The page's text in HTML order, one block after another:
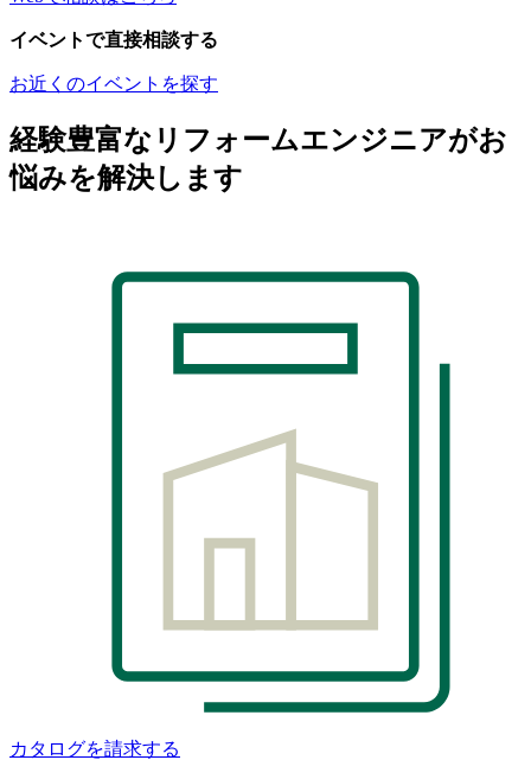
イベントで直接相談する
お近くのイベントを探す
経験豊富なリフォームエンジニアがお
悩みを解決します
カタログを請求する